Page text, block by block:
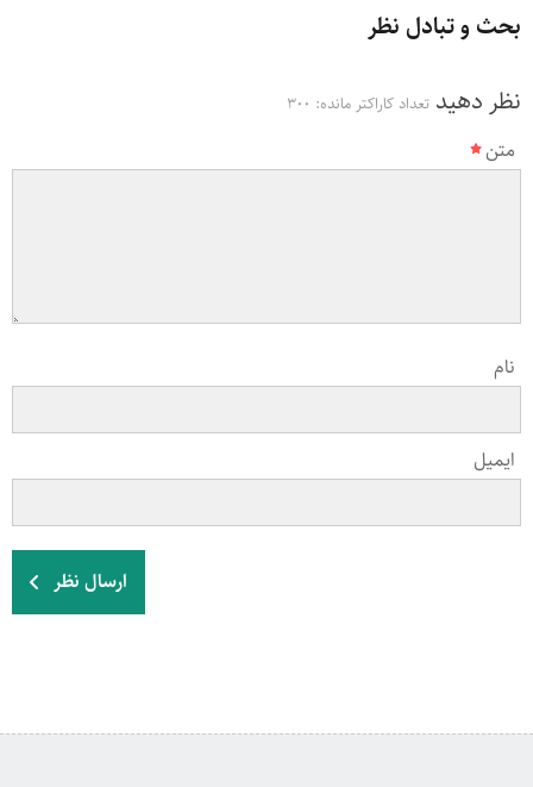
بحث و تبادل نظر
نظر دهید تعداد کاراکتر مانده: 300
متن
نام
ایمیل
ارسال نظر